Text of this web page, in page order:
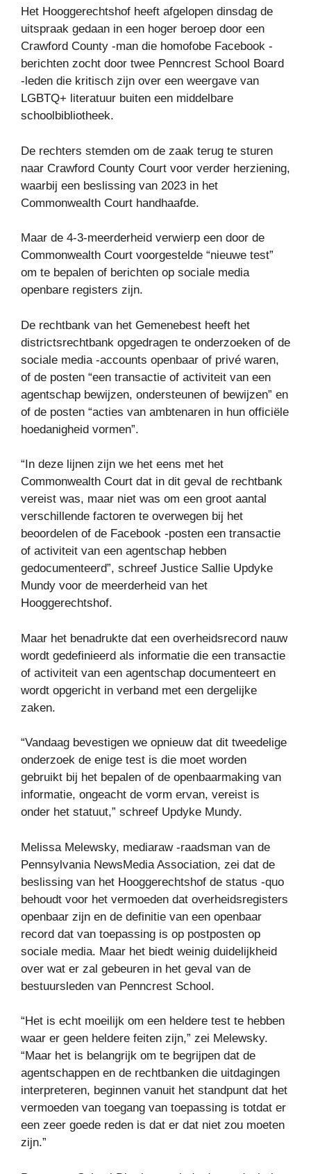
Het Hooggerechtshof heeft afgelopen dinsdag de
uitspraak gedaan in een hoger beroep door een
Crawford County -man die homofobe Facebook -
berichten zocht door twee Penncrest School Board
-leden die kritisch zijn over een weergave van
LGBTQ+ literatuur buiten een middelbare
schoolbibliotheek.
De rechters stemden om de zaak terug te sturen
naar Crawford County Court voor verder herziening,
waarbij een beslissing van 2023 in het
Commonwealth Court handhaafde.
Maar de 4-3-meerderheid verwierp een door de
Commonwealth Court voorgestelde “nieuwe test”
om te bepalen of berichten op sociale media
openbare registers zijn.
De rechtbank van het Gemenebest heeft het
districtsrechtbank opgedragen te onderzoeken of de
sociale media -accounts openbaar of privé waren,
of de posten “een transactie of activiteit van een
agentschap bewijzen, ondersteunen of bewijzen” en
of de posten “acties van ambtenaren in hun officiële
hoedanigheid vormen”.
“In deze lijnen zijn we het eens met het
Commonwealth Court dat in dit geval de rechtbank
vereist was, maar niet was om een ​​groot aantal
verschillende factoren te overwegen bij het
beoordelen of de Facebook -posten een transactie
of activiteit van een agentschap hebben
gedocumenteerd”, schreef Justice Sallie Updyke
Mundy voor de meerderheid van het
Hooggerechtshof.
Maar het benadrukte dat een overheidsrecord nauw
wordt gedefinieerd als informatie die een transactie
of activiteit van een agentschap documenteert en
wordt opgericht in verband met een dergelijke
zaken.
“Vandaag bevestigen we opnieuw dat dit tweedelige
onderzoek de enige test is die moet worden
gebruikt bij het bepalen of de openbaarmaking van
informatie, ongeacht de vorm ervan, vereist is
onder het statuut,” schreef Updyke Mundy.
Melissa Melewsky, mediaraw -raadsman van de
Pennsylvania NewsMedia Association, zei dat de
beslissing van het Hooggerechtshof de status -quo
behoudt voor het vermoeden dat overheidsregisters
openbaar zijn en de definitie van een openbaar
record dat van toepassing is op postposten op
sociale media. Maar het biedt weinig duidelijkheid
over wat er zal gebeuren in het geval van de
bestuursleden van Penncrest School.
“Het is echt moeilijk om een ​​heldere test te hebben
waar er geen heldere feiten zijn,” zei Melewsky.
“Maar het is belangrijk om te begrijpen dat de
agentschappen en de rechtbanken die uitdagingen
interpreteren, beginnen vanuit het standpunt dat het
vermoeden van toegang van toepassing is totdat er
een zeer goede reden is dat er dat niet zou moeten
zijn.”